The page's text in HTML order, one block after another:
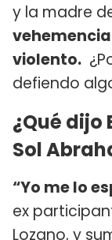
y la madre
violento.
defiendo
¿Qué dijo
Sol
“Yo me lo
ex
Lozano, y